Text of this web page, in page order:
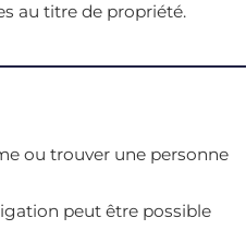
au titre de propriété.
ou trouver une personne
peut être possible